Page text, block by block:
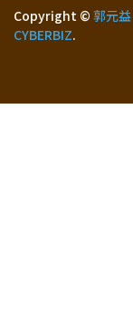
Copyright © 郭元益
CYBERBIZ.